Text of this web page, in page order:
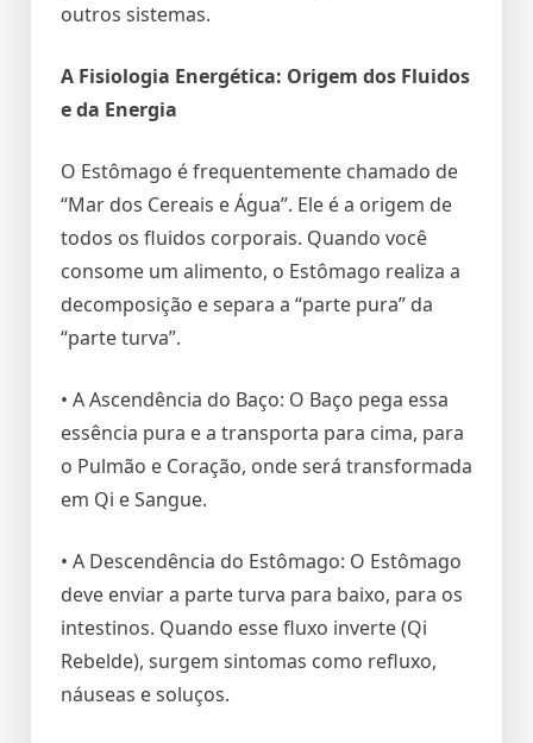
outros sistemas.
A Fisiologia Energética: Origem dos Fluidos
e da Energia
O Estômago é frequentemente chamado de
“Mar dos Cereais e Água”. Ele é a origem de
todos os fluidos corporais. Quando você
consome um alimento, o Estômago realiza a
decomposição e separa a “parte pura” da
“parte turva”.
• A Ascendência do Baço: O Baço pega essa
essência pura e a transporta para cima, para
o Pulmão e Coração, onde será transformada
em Qi e Sangue.
• A Descendência do Estômago: O Estômago
deve enviar a parte turva para baixo, para os
intestinos. Quando esse fluxo inverte (Qi
Rebelde), surgem sintomas como refluxo,
náuseas e soluços.